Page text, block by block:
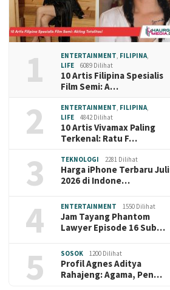
1 ENTERTAINMENT FILIPINA
LIFE
6089 Dilihat
10 Artis Filipina Spesialis
Film Semi: A…
2 ENTERTAINMENT FILIPINA
LIFE
4842 Dilihat
10 Artis Vivamax Paling
Terkenal: Ratu F…
3 TEKNOLOGI 2281 Dilihat
Harga iPhone Terbaru Juli
2026 di Indone…
4 ENTERTAINMENT 1550 Dilihat
Jam Tayang Phantom
Lawyer Episode 16 Sub…
5 SOSOK 1200 Dilihat
Profil Agnes Aditya
Rahajeng: Agama, Pen…